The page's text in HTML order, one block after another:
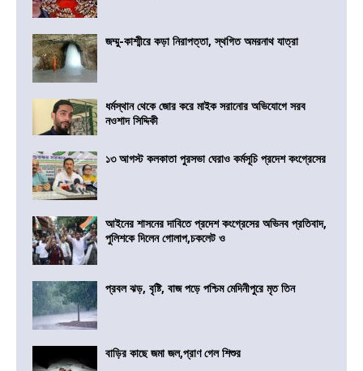
জম্মু-কাশ্মীরে কড়া নিরাপত্তা, স্থগিত অমরনাথ যাত্রা
ধর্মস্থান থেকে জোর করে মাইক সরানোর অভিযোগে সরব
নওশাদ সিদ্দিকী
১৩ আগস্ট কলকাতা পুরসভা ঘেরাও কর্মসূচি প্রদেশ কংগ্রেসের
আইনের শাসনের দাবিতে প্রদেশ কংগ্রেসের অভিনব প্রতিবাদ,
পুলিশকে দিলেন গোলাপ,চকলেট ও
প্রবল ঝড়, বৃষ্টি, বাজ পড়ে পশ্চিম মেদিনীপুরে মৃত তিন
বাড়ির কাছে জমা জল,প্রাণ গেল শিশুর